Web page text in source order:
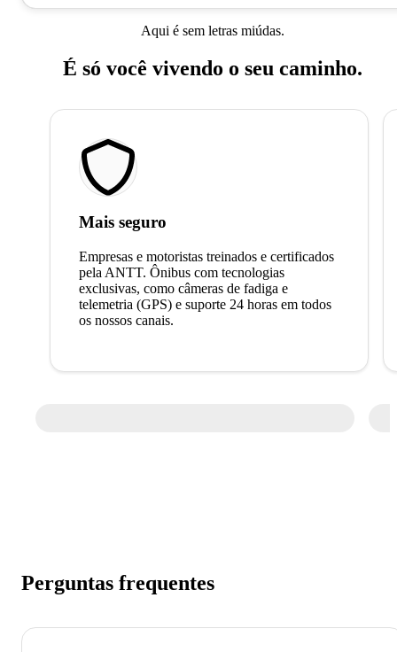
Aqui é sem letras miúdas.
É só você vivendo o seu caminho.
Mais seguro
Empresas e motoristas treinados e certificados
pela ANTT. Ônibus com tecnologias
exclusivas, como câmeras de fadiga e
telemetria (GPS) e suporte 24 horas em todos
os nossos canais.
Perguntas frequentes